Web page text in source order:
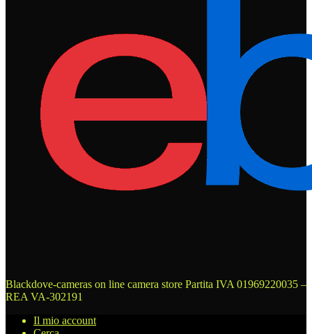
Blackdove-cameras on line camera store Partita IVA 01969220035 –
REA VA-302191
Il mio account